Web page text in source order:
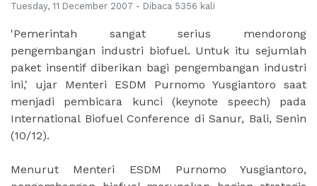
Tuesday, 11 December 2007 - Dibaca 5356 kali
'Pemerintah sangat serius mendorong
pengembangan industri biofuel. Untuk itu sejumlah
paket insentif diberikan bagi pengembangan industri
ini,' ujar Menteri ESDM Purnomo Yusgiantoro saat
menjadi pembicara kunci (keynote speech) pada
International Biofuel Conference di Sanur, Bali, Senin
(10/12).
Menurut Menteri ESDM Purnomo Yusgiantoro,